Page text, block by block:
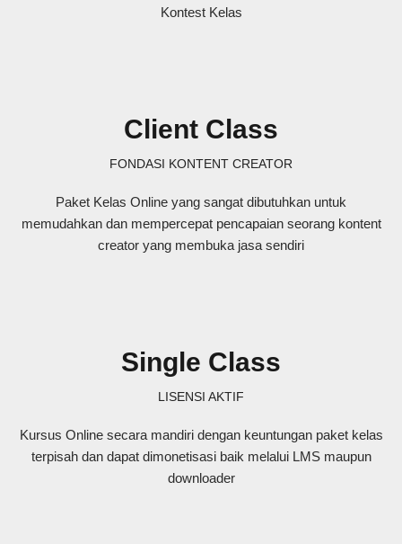
Kontest Kelas
Client Class
FONDASI KONTENT CREATOR
Paket Kelas Online yang sangat dibutuhkan untuk
memudahkan dan mempercepat pencapaian seorang kontent
creator yang membuka jasa sendiri
Single Class
LISENSI AKTIF
Kursus Online secara mandiri dengan keuntungan paket kelas
terpisah dan dapat dimonetisasi baik melalui LMS maupun
downloader